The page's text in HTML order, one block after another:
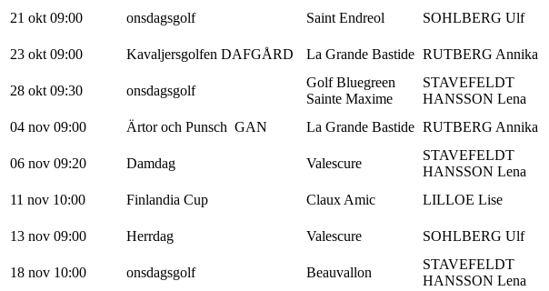
21 okt 09:00
onsdagsgolf Saint Endreol SOHLBERG Ulf
23 okt 09:00
Kavaljersgolfen DAFGÅRD La Grande Bastide RUTBERG Annika
28 okt 09:30
onsdagsgolf
Golf Bluegreen
Sainte Maxime
STAVEFELDT
HANSSON Lena
04 nov 09:00
Ärtor och Punsch GAN La Grande Bastide RUTBERG Annika
06 nov 09:20
Damdag Valescure
STAVEFELDT
HANSSON Lena
11 nov 10:00
Finlandia Cup Claux Amic LILLOE Lise
13 nov 09:00
Herrdag Valescure SOHLBERG Ulf
18 nov 10:00
onsdagsgolf Beauvallon
STAVEFELDT
HANSSON Lena